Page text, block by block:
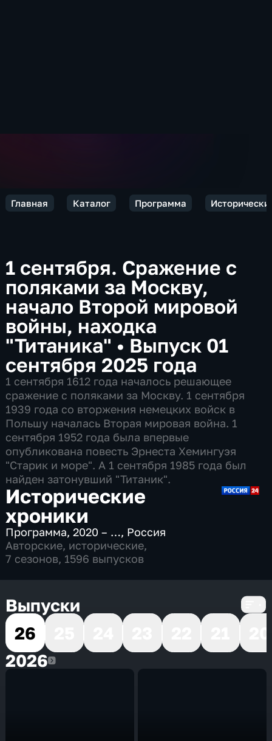
Главная Каталог Программа
1 сентября. Сражение с
поляками за Москву,
начало Второй мировой
войны, находка
"Титаника" • Выпуск 01
сентября 2025 года
1 сентября 1612 года началось решающее
сражение с поляками за Москву. 1 сентября
1939 года со вторжения немецких войск в
Польшу началась Вторая мировая война. 1
сентября 1952 года была впервые
опубликована повесть Эрнеста Хемингуэя
"Старик и море". А 1 сентября 1985 года был
найден затонувший "Титаник".
Исторические
хроники
Программа,2020 – …, Россия
Авторские, исторические,
7 сезонов, 1596 выпусков
Выпуски
26
20262026